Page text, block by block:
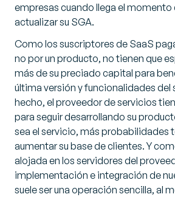
empresas cuando llega el momento
actualizar su SGA.
Como los suscriptores de SaaS
no por un producto, no tienen que
más de su preciado capital para
última versión y funcionalidades del
hecho, el proveedor de servicios
para seguir desarrollando su
sea el servicio, más probabilidades
aumentar su base de clientes. Y
alojada en los servidores del
implementación e integración de
suele ser una operación sencilla, al